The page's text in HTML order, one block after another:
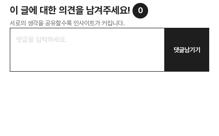
이 글에 대한 의견을 남겨주세요! 0
서로의 생각을 공유할수록 인사이트가 커집니다.
댓글남기기